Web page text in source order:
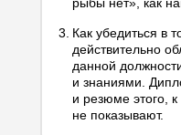
Как убедиться в
действительно
данной
и знаниями.
и резюме этого,
не показывают.
3.